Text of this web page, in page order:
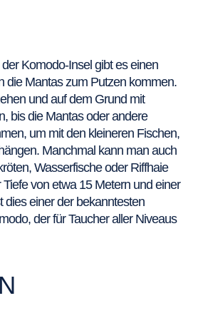
Komodo-Insel gibt es einen
die Mantas zum Putzen kommen.
und auf dem Grund mit
bis die Mantas oder andere
um mit den kleineren Fischen,
Manchmal kann man auch
Wasserfische oder Riffhaie
von etwa 15 Metern und einer
dies einer der bekanntesten
der für Taucher aller Niveaus